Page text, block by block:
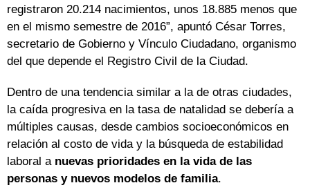
registraron 20.214 nacimientos, unos 18.885 menos que
en el mismo semestre de 2016”, apuntó César Torres,
secretario de Gobierno y Vínculo Ciudadano, organismo
del que depende el Registro Civil de la Ciudad.
Dentro de una tendencia similar a la de otras ciudades,
la caída progresiva en la tasa de natalidad se debería a
múltiples causas, desde cambios socioeconómicos en
relación al costo de vida y la búsqueda de estabilidad
laboral a nuevas prioridades en la vida de las
personas y nuevos modelos de familia.